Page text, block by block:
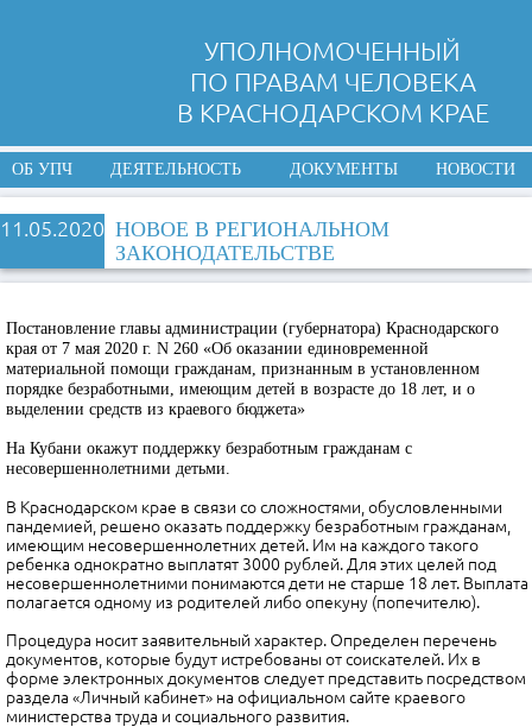
УПОЛНОМОЧЕННЫЙ
ПО ПРАВАМ ЧЕЛОВЕКА
В КРАСНОДАРСКОМ КРАЕ
ОБ УПЧ ДЕЯТЕЛЬНОСТЬ ДОКУМЕНТЫ НОВОСТИ
11.05.2020 НОВОЕ В РЕГИОНАЛЬНОМ
ЗАКОНОДАТЕЛЬСТВЕ
Постановление главы администрации (губернатора) Краснодарского
края от 7 мая 2020 г. N 260 «Об оказании единовременной
материальной помощи гражданам, признанным в установленном
порядке безработными, имеющим детей в возрасте до 18 лет, и о
выделении средств из краевого бюджета»
На Кубани окажут поддержку безработным гражданам с
несовершеннолетними детьми.
В Краснодарском крае в связи со сложностями, обусловленными
пандемией, решено оказать поддержку безработным гражданам,
имеющим несовершеннолетних детей. Им на каждого такого
ребенка однократно выплатят 3000 рублей. Для этих целей под
несовершеннолетними понимаются дети не старше 18 лет. Выплата
полагается одному из родителей либо опекуну (попечителю).
Процедура носит заявительный характер. Определен перечень
документов, которые будут истребованы от соискателей. Их в
форме электронных документов следует представить посредством
раздела «Личный кабинет» на официальном сайте краевого
министерства труда и социального развития.